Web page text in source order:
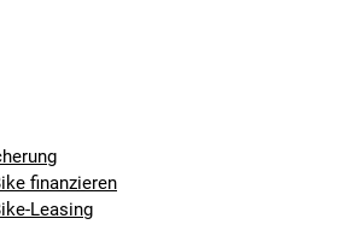
finanzieren
Leasing